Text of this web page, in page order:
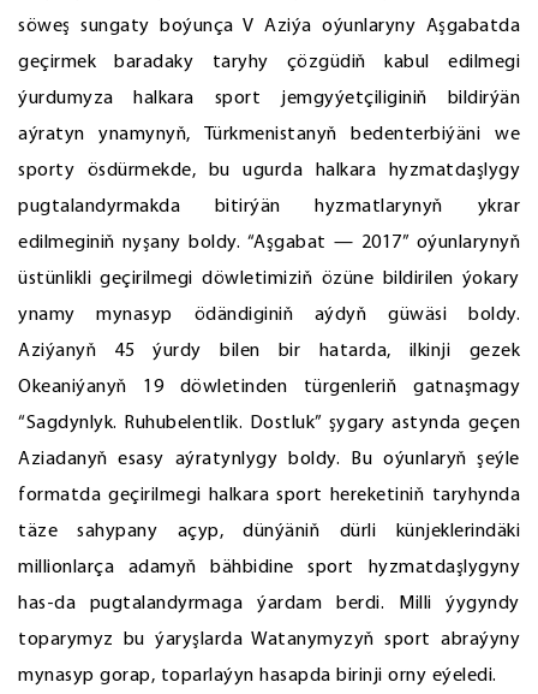
söweş sungaty boýunça V Aziýa oýunlaryny Aşgabatda
geçirmek baradaky taryhy çözgüdiň kabul edilmegi
ýurdumyza halkara sport jemgyýetçiliginiň bildirýän
aýratyn ynamynyň, Türkmenistanyň bedenterbiýäni we
sporty ösdürmekde, bu ugurda halkara hyzmatdaşlygy
pugtalandyrmakda bitirýän hyzmatlarynyň ykrar
edilmeginiň nyşany boldy. “Aşgabat — 2017” oýunlarynyň
üstünlikli geçirilmegi döwletimiziň özüne bildirilen ýokary
ynamy mynasyp ödändiginiň aýdyň güwäsi boldy.
Aziýanyň 45 ýurdy bilen bir hatarda, ilkinji gezek
Okeaniýanyň 19 döwletinden türgenleriň gatnaşmagy
“Sagdynlyk. Ruhubelentlik. Dostluk” şygary astynda geçen
Aziadanyň esasy aýratynlygy boldy. Bu oýunlaryň şeýle
formatda geçirilmegi halkara sport hereketiniň taryhynda
täze sahypany açyp, dünýäniň dürli künjeklerindäki
millionlarça adamyň bähbidine sport hyzmatdaşlygyny
has-da pugtalandyrmaga ýardam berdi. Milli ýygyndy
toparymyz bu ýaryşlarda Watanymyzyň sport abraýyny
mynasyp gorap, toparlaýyn hasapda birinji orny eýeledi.